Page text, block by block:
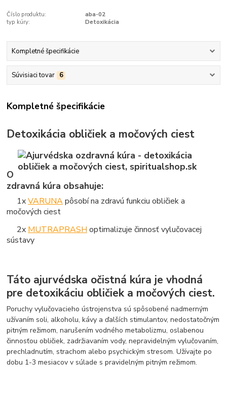
Číslo produktu:
aba-02
typ kúry:
Detoxikácia
Kompletné špecifikácie
Súvisiaci tovar 6
Kompletné špecifikácie
Detoxikácia obličiek a močových ciest
O
zdravná kúra obsahuje:
1xVARUNApôsobí na zdravú funkciu obličiek a
močových ciest
2x MUTRAPRASH optimalizuje činnosť vylučovacej
sústavy
Táto ajurvédska očistná kúra je vhodná
pre detoxikáciu obličiek a močových ciest.
Poruchy vylučovacieho ústrojenstva sú spôsobené nadmerným
užívaním soli, alkoholu, kávy a ďalších stimulantov, nedostatočným
pitným režimom, narušením vodného metabolizmu, oslabenou
činnosťou obličiek, zadržiavaním vody, nepravidelným vylučovaním,
prechladnutím, strachom alebo psychickým stresom. Užívajte po
dobu 1-3 mesiacov v súlade s pravidelným pitným režimom.